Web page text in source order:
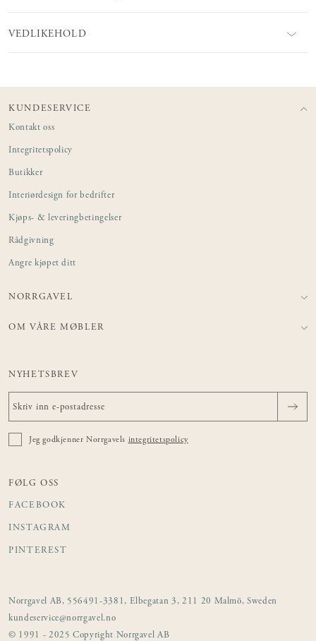
VEDLIKEHOLD
KUNDESERVICE
Kontakt oss
Integritetspolicy
Butikker
Interiørdesign for bedrifter
Kjøps- & leveringbetingelser
Rådgivning
Angre kjøpet ditt
NORRGAVEL
OM VÅRE MØBLER
NYHETSBREV
Jeg godkjenner Norrgavels integritetspolicy
FØLG OSS
FACEBOOK
INSTAGRAM
PINTEREST
Norrgavel AB, 556491-3381, Elbegatan 3, 211 20 Malmö, Sweden
kundeservice@norrgavel.no
© 1991 - 2025 Copyright Norrgavel AB